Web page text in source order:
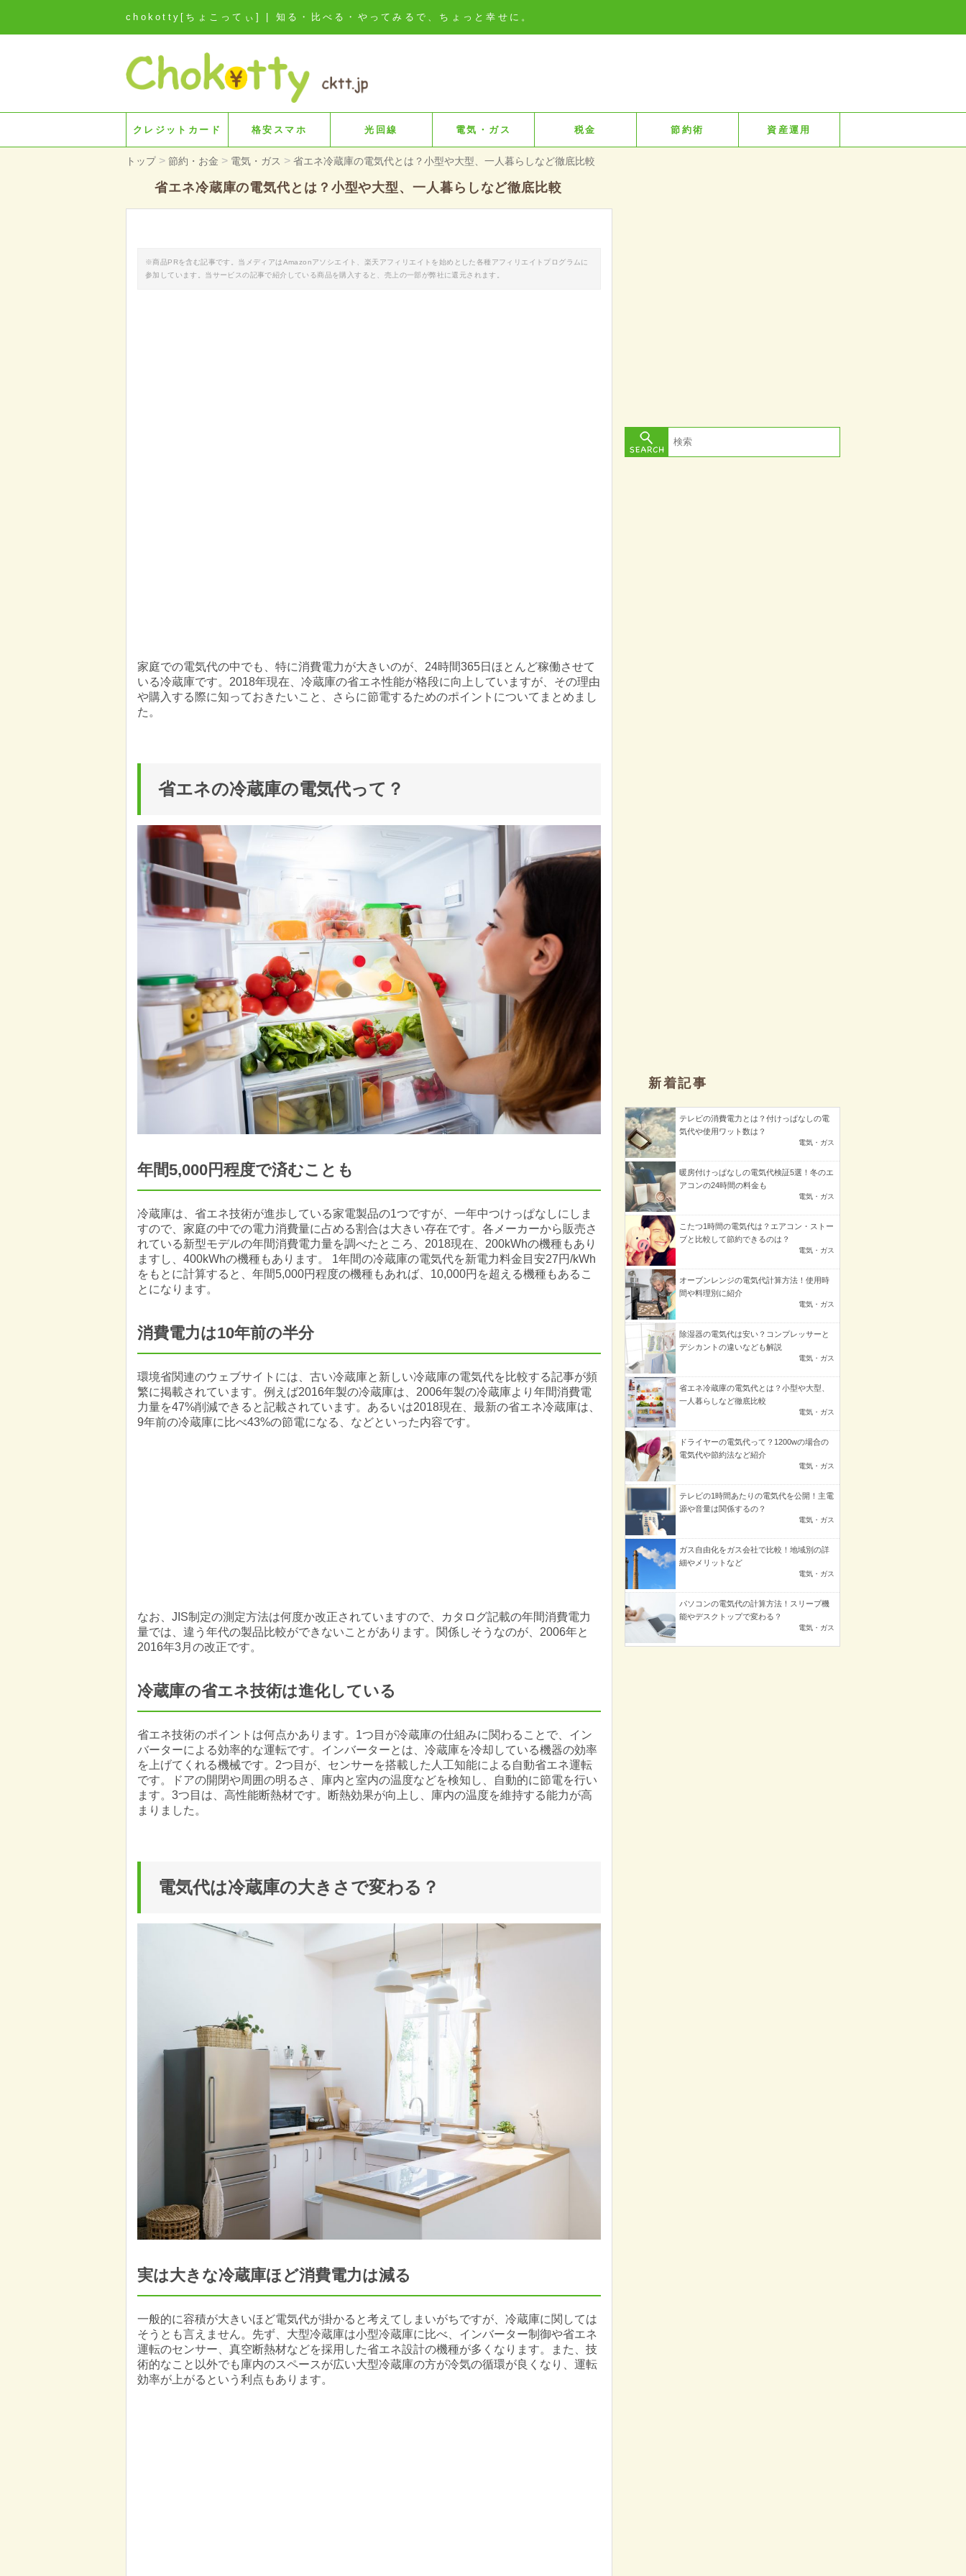
chokotty[ちょこってぃ] | 知る・比べる・やってみるで、ちょっと幸せに。
クレジットカード 格安スマホ 光回線 電気・ガス 税金 節約術 資産運用
トップ > 節約・お金 > 電気・ガス > 省エネ冷蔵庫の電気代とは？小型や大型、一人暮らしなど徹底比較
省エネ冷蔵庫の電気代とは？小型や大型、一人暮らしなど徹底比較
※商品PRを含む記事です。当メディアはAmazonアソシエイト、楽天アフィリエイトを始めとした各種アフィリエイトプログラムに
参加しています。当サービスの記事で紹介している商品を購入すると、売上の一部が弊社に還元されます。
家庭での電気代の中でも、特に消費電力が大きいのが、24時間365日ほとんど稼働させて
いる冷蔵庫です。2018年現在、冷蔵庫の省エネ性能が格段に向上していますが、その理由
や購入する際に知っておきたいこと、さらに節電するためのポイントについてまとめまし
た。
省エネの冷蔵庫の電気代って？
年間5,000円程度で済むことも
冷蔵庫は、省エネ技術が進歩している家電製品の1つですが、一年中つけっぱなしにしま
すので、家庭の中での電力消費量に占める割合は大きい存在です。各メーカーから販売さ
れている新型モデルの年間消費電力量を調べたところ、2018現在、200kWhの機種もあり
ますし、400kWhの機種もあります。 1年間の冷蔵庫の電気代を新電力料金目安27円/kWh
をもとに計算すると、年間5,000円程度の機種もあれば、10,000円を超える機種もあるこ
とになります。
消費電力は10年前の半分
環境省関連のウェブサイトには、古い冷蔵庫と新しい冷蔵庫の電気代を比較する記事が頻
繁に掲載されています。例えば2016年製の冷蔵庫は、2006年製の冷蔵庫より年間消費電
力量を47%削減できると記載されています。あるいは2018現在、最新の省エネ冷蔵庫は、
9年前の冷蔵庫に比べ43%の節電になる、などといった内容です。
なお、JIS制定の測定方法は何度か改正されていますので、カタログ記載の年間消費電力
量では、違う年代の製品比較ができないことがあります。関係しそうなのが、2006年と
2016年3月の改正です。
冷蔵庫の省エネ技術は進化している
省エネ技術のポイントは何点かあります。1つ目が冷蔵庫の仕組みに関わることで、イン
バーターによる効率的な運転です。インバーターとは、冷蔵庫を冷却している機器の効率
を上げてくれる機械です。2つ目が、センサーを搭載した人工知能による自動省エネ運転
です。ドアの開閉や周囲の明るさ、庫内と室内の温度などを検知し、自動的に節電を行い
ます。3つ目は、高性能断熱材です。断熱効果が向上し、庫内の温度を維持する能力が高
まりました。
電気代は冷蔵庫の大きさで変わる？
実は大きな冷蔵庫ほど消費電力は減る
一般的に容積が大きいほど電気代が掛かると考えてしまいがちですが、冷蔵庫に関しては
そうとも言えません。先ず、大型冷蔵庫は小型冷蔵庫に比べ、インバーター制御や省エネ
運転のセンサー、真空断熱材などを採用した省エネ設計の機種が多くなります。また、技
術的なこと以外でも庫内のスペースが広い大型冷蔵庫の方が冷気の循環が良くなり、運転
効率が上がるという利点もあります。
新着記事
テレビの消費電力とは？付けっぱなしの電
気代や使用ワット数は？
電気・ガス
暖房付けっぱなしの電気代検証5選！冬のエ
アコンの24時間の料金も
電気・ガス
こたつ1時間の電気代は？エアコン・ストー
ブと比較して節約できるのは？
電気・ガス
オーブンレンジの電気代計算方法！使用時
間や料理別に紹介
電気・ガス
除湿器の電気代は安い？コンプレッサーと
デシカントの違いなども解説
電気・ガス
省エネ冷蔵庫の電気代とは？小型や大型、
一人暮らしなど徹底比較
電気・ガス
ドライヤーの電気代って？1200wの場合の
電気代や節約法など紹介
電気・ガス
テレビの1時間あたりの電気代を公開！主電
源や音量は関係するの？
電気・ガス
ガス自由化をガス会社で比較！地域別の詳
細やメリットなど
電気・ガス
パソコンの電気代の計算方法！スリープ機
能やデスクトップで変わる？
電気・ガス